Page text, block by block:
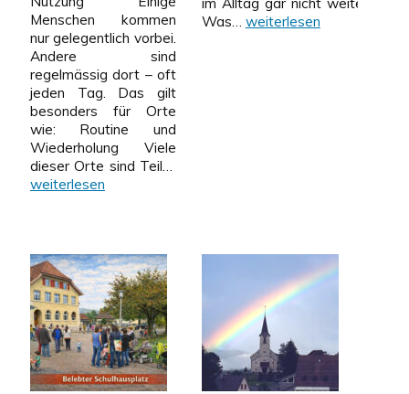
Menschen kommen
nur gelegentlich vorbei.
Andere sind
regelmässig dort – oft
jeden Tag. Das gilt
besonders für Orte
wie: Routine und
Wiederholung Viele
dieser Orte sind Teil…
weiterlesen
Was… Aufenthaltsdauer
weiterlesen